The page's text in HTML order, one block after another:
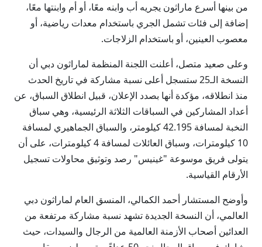
من بينها أسرع ماراثون يجريه أب وابنه معًا، أو أم وابنتها معًا،
إضافة إلى فئات تشمل الجري باستخدام معدات رياضية، أو
معصوب العينين، أو باستخدام الزلاجات.
وعلى صعيد متصل، أعلنت اللجنة المنظمة لماراثون دبي أن
النسخة الـ25 ستسجل أعلى نسبة مشاركة في تاريخ الحدث
منذ انطلاقه، مؤكدة أنها بصدد الإعلان، قبيل انطلاق السباق، عن
أعداد المشاركين في السباقات الثلاثة الرئيسية، وهي سباق
النخبة لمسافة 42.195 كيلومتر، والسباق الجماهيري لمسافة
10 كيلومترات، وسباق العائلات لمسافة 4 كيلومترات، على أن
يتولى فريق موسوعة "غينيس" رصد وتوثيق محاولات تسجيل
الأرقام القياسية.
وأوضح المستشار أحمد الكمالي، المنسق العام لماراثون دبي
العالمي، أن النسخة الجديدة تشهد نسبة مشاركة مرتفعة من
العدائين أصحاب الأزمنة العالمية من الرجال والسيدات، حيث